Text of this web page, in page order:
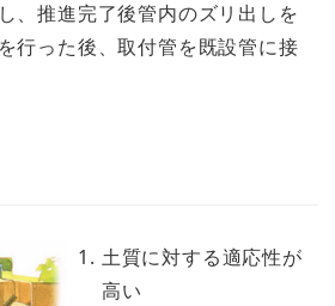
、推進完了後管内のズリ出しを
行った後、取付管を既設管に接
土質に対する適応性が
高い